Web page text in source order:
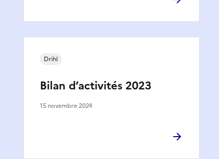
Bilan d’activités 2023
Drihl
15 novembre 2024